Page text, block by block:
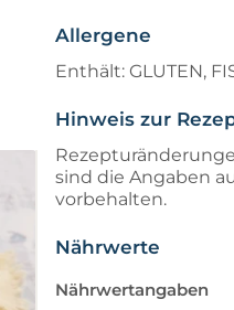
Allergene
Enthält: GLUTEN,
Hinweis zur
sind die Angaben
vorbehalten.
Nährwerte
Nährwertangaben